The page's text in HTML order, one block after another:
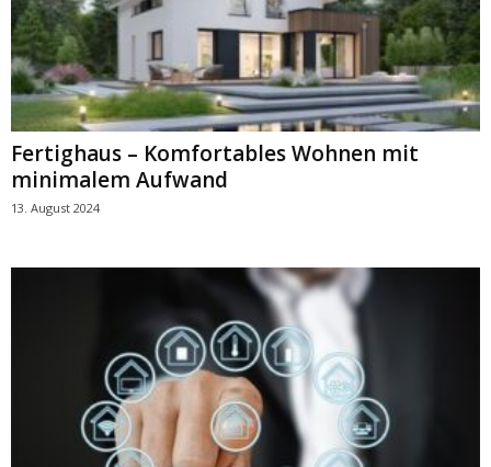
Fertighaus – Komfortables Wohnen mit
minimalem Aufwand
13. August 2024